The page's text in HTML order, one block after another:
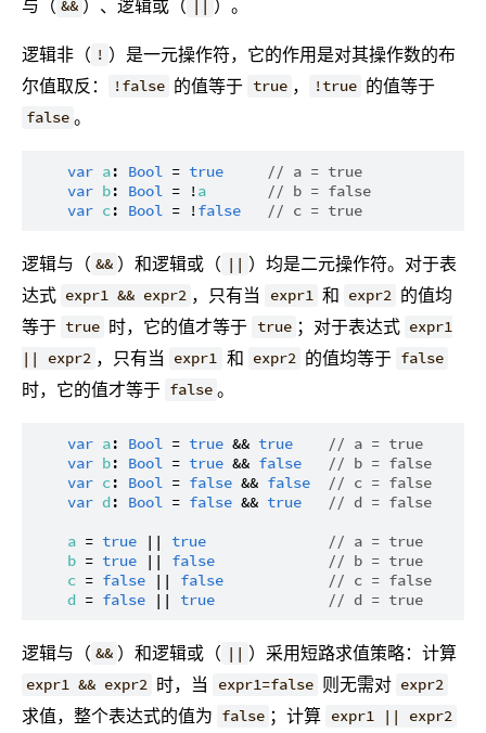
与（ && ）、逻辑或（ ）。
逻辑非（ ! ）是一元操作符，它的作用是对其操作数的布
尔值取反：
!false 的值等于 true ， !true 的值等于
false 。
var a: Bool = true
// a = true
var b: Bool = !a
// b = false
var c: Bool = !false // c = true
逻辑与（ && ）和逻辑或（ || ）均是二元操作符。对于表
达式 expr1 && expr2 ，只有当 expr1 和 expr2 的值均
等于 true 时，它的值才等于 true ；对于表达式 expr1
|| expr2 ，只有当 expr1 和 expr2 的值均等于 false
时，它的值才等于 false 。
var a: Bool = true && true
// a = true
var b: Bool = true && false
// b = false
var c: Bool = false && false
// c = false
var d: Bool = false && true
// d = false
a = true || true
// a = true
b = true || false
// b = true
c = false || false
// c = false
d = false || true // d = true
逻辑与（ && ）和逻辑或（ || ）采用短路求值策略：计算
expr1 && expr2 时，当 expr1=false 则无需对 expr2
求值，整个表达式的值为 false ；计算 expr1 || expr2